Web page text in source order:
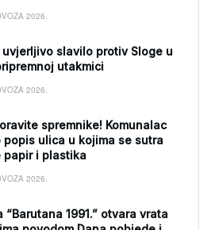
2026.
uvjerljivo slavilo protiv Sloge u
utakmici
2026.
spremnike! Komunalac
popis ulica u kojima se sutra
papir i plastika
2026.
“Barutana 1991.” otvara vrata